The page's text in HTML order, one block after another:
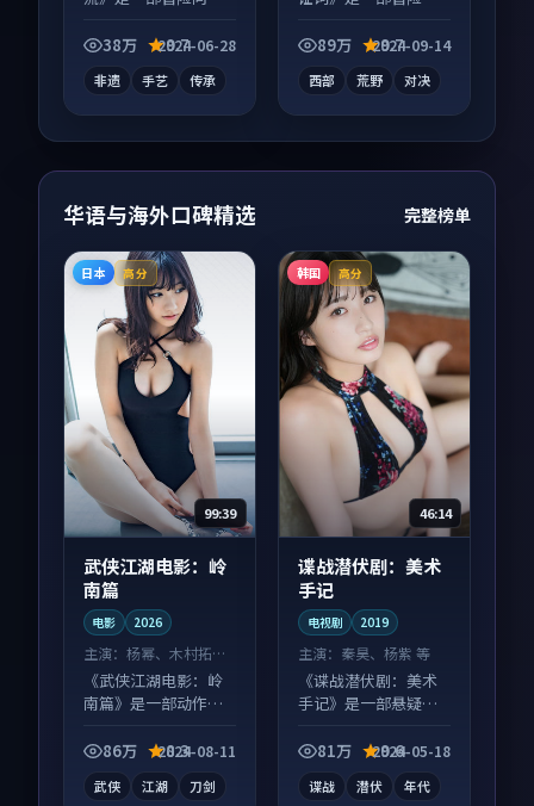
信息量大，适合沉浸
38万 9.7
2024-06-28
非遗 手艺 传承
端观看，细节更丰
89万 9.7
2024-09-14
西部 荒野 对决
华语与海外口碑精选 完整榜单
日本 高分
99:39
武侠江湖电影：岭
南篇
电影 2026
主演： 杨幂、木村拓哉
等
《武侠江湖电影：岭
南篇》是一部动作向
长为内核，情感戏份
86万 8.3
2024-08-11
武侠 江湖 刀剑
韩国 高分
46:14
谍战潜伏剧：美术
手记
电视剧 2019
主演： 秦昊、杨紫 等
《谍战潜伏剧：美术
手记》是一部悬疑向
成长为内核，情感戏
81万 9.6
2024-05-18
谍战 潜伏 年代